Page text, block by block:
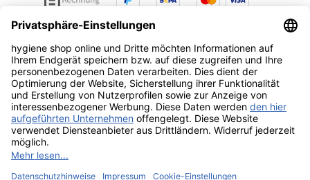
AGB Lieferung & Versandkosten
Zahlungsarten